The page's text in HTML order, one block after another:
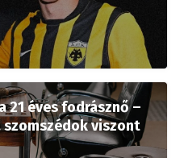
21 éves fodrásznő –
viszont